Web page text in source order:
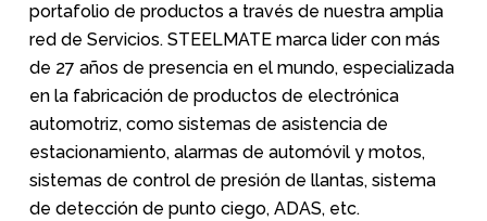
portafolio de productos a través de nuestra amplia
red de Servicios. STEELMATE marca lider con más
de 27 años de presencia en el mundo, especializada
en la fabricación de productos de electrónica
automotriz, como sistemas de asistencia de
estacionamiento, alarmas de automóvil y motos,
sistemas de control de presión de llantas, sistema
de detección de punto ciego, ADAS, etc.